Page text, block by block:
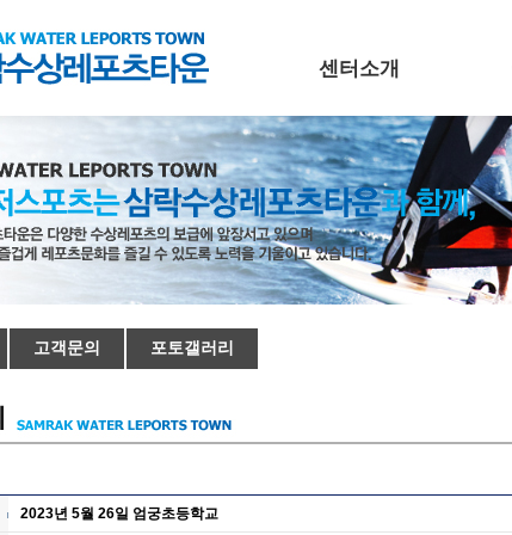
센터소개
고객문의 포토갤러리
2023년 5월 26일 엄궁초등학교